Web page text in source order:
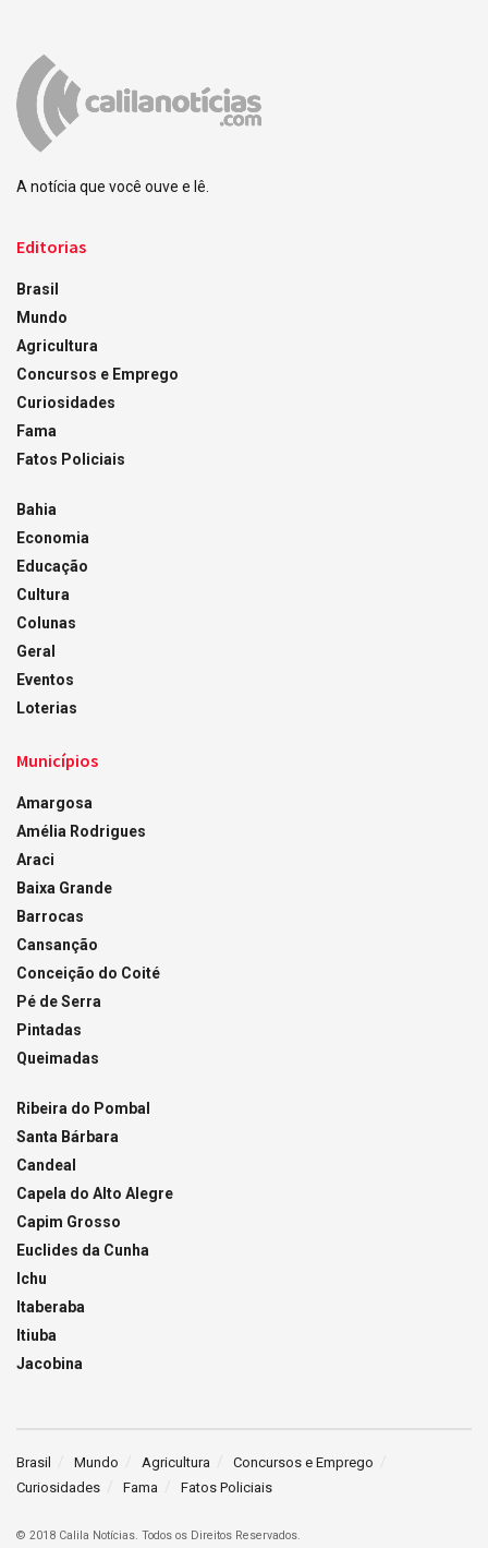
A notícia que você ouve e lê.
Editorias
Brasil
Mundo
Agricultura
Concursos e Emprego
Curiosidades
Fama
Fatos Policiais
Bahia
Economia
Educação
Cultura
Colunas
Geral
Eventos
Loterias
Municípios
Amargosa
Amélia Rodrigues
Araci
Baixa Grande
Barrocas
Cansanção
Conceição do Coité
Pé de Serra
Pintadas
Queimadas
Ribeira do Pombal
Santa Bárbara
Candeal
Capela do Alto Alegre
Capim Grosso
Euclides da Cunha
Ichu
Itaberaba
Itiuba
Jacobina
Brasil Mundo Agricultura
Concursos e Emprego
Curiosidades
Fama Fatos Policiais
© 2018 Calila Notícias. Todos os Direitos Reservados.